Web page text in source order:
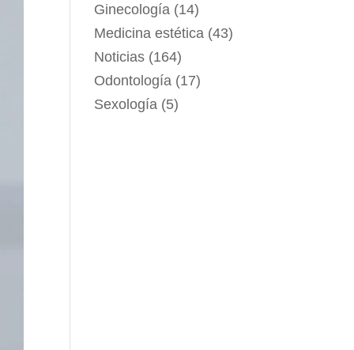
Ginecología (14)
Medicina estética (43)
Noticias (164)
Odontología (17)
Sexología (5)